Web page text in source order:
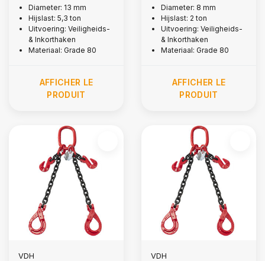
crochets de
sécurité et crochets
fendus, Ø 13 mm
Diameter: 13 mm
Hijslast: 5,3 ton
Uitvoering: Veiligheids-
& Inkorthaken
Materiaal: Grade 80
AFFICHER LE
PRODUIT
crochets de
sécurité et crochets
fendus, Ø 8 mm
Diameter: 8 mm
Hijslast: 2 ton
Uitvoering: Veiligheids-
& Inkorthaken
Materiaal: Grade 80
AFFICHER LE
PRODUIT
VDH VDH